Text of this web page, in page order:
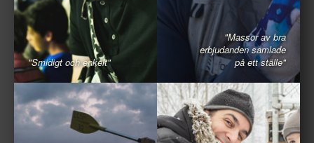
"Smidigt och enkelt"
"Massor av bra
erbjudanden samlade
på ett ställe"